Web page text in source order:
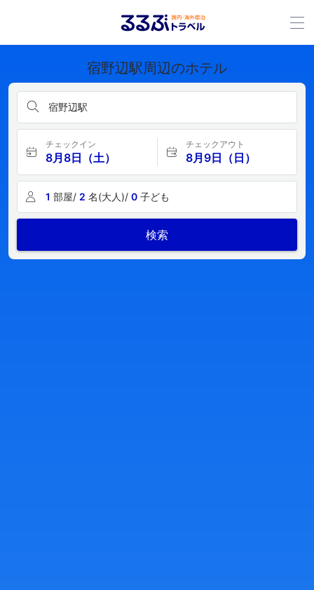
宿野辺駅周辺のホテル
宿野辺駅
チェックイン
8月8日（土）
チェックアウト
8月9日（日）
1 部屋/ 2 名(大人)/ 0 子ども
検索